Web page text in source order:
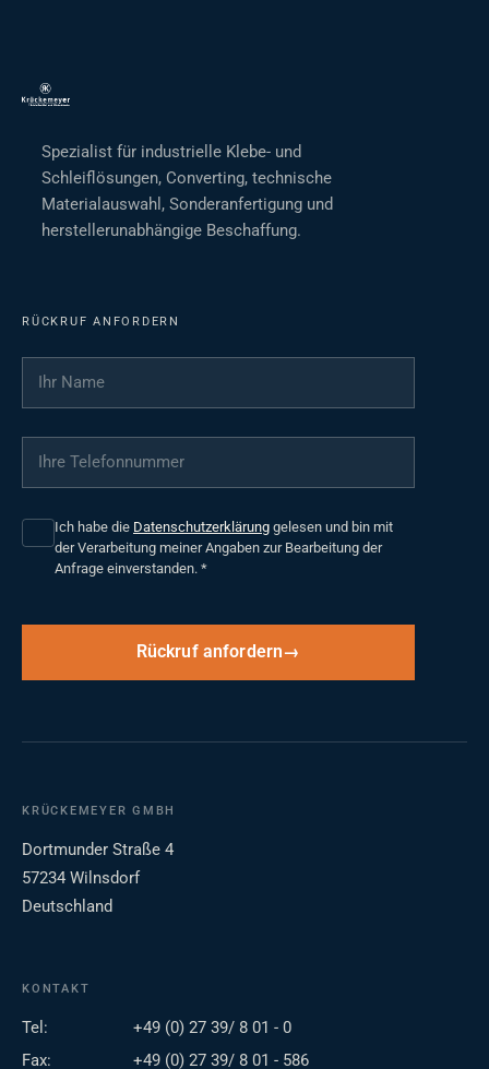
Spezialist für industrielle Klebe- und
Schleiflösungen, Converting, technische
Materialauswahl, Sonderanfertigung und
herstellerunabhängige Beschaffung.
RÜCKRUF ANFORDERN
Ihr Name
Ihre Telefonnummer
Ich habe die Datenschutzerklärung gelesen und bin mit
der Verarbeitung meiner Angaben zur Bearbeitung der
Anfrage einverstanden. *
Rückruf anfordern
KRÜCKEMEYER GMBH
Dortmunder Straße 4
57234 Wilnsdorf
Deutschland
KONTAKT
Tel:
+49 (0) 27 39/ 8 01 - 0
Fax:
+49 (0) 27 39/ 8 01 - 586